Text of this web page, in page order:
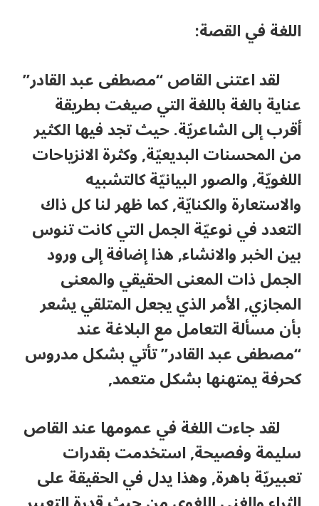
اللغة في القصة:
لقد اعتنى القاص “مصطفى عبد القادر”
عناية بالغة باللغة التي صيغت بطريقة
أقرب إلى الشاعريّة. حيث تجد فيها الكثير
من المحسنات البديعيّة, وكثرة الانزياحات
اللغويّة, والصور البيانيّة كالتشبيه
والاستعارة والكنايّة, كما ظهر لنا كل ذاك
التعدد في نوعيّة الجمل التي كانت تنوس
بين الخبر والانشاء, هذا إضافة إلى ورود
الجمل ذات المعنى الحقيقي والمعنى
المجازي, الأمر الذي يجعل المتلقي يشعر
بأن مسألة التعامل مع البلاغة عند
“مصطفى عبد القادر” تأتي بشكل مدروس
كحرفة يمتهنها بشكل متعمد,
لقد جاءت اللغة في عمومها عند القاص
سليمة وفصيحة, استخدمت بقدرات
تعبيريّة باهرة, وهذا يدل في الحقيقة على